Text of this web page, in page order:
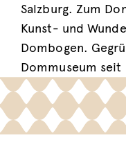
Salzburg. Zum
Kunst- und
Dombogen.
Dommuseum seit